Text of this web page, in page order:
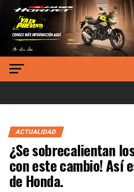
ACTUALIDAD
¿Se sobrecalientan
con este cambio! Así
de Honda.